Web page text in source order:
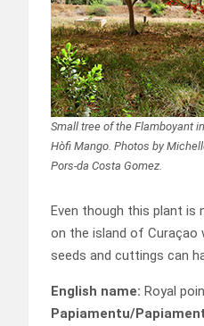
Small tree of the Flamboyant in
Hòfi Mango. Photos by
Pors-da Costa Gomez.
Even though this plant is
on the island of Curaçao
seeds and cuttings can
English name: Royal
Papiamentu/